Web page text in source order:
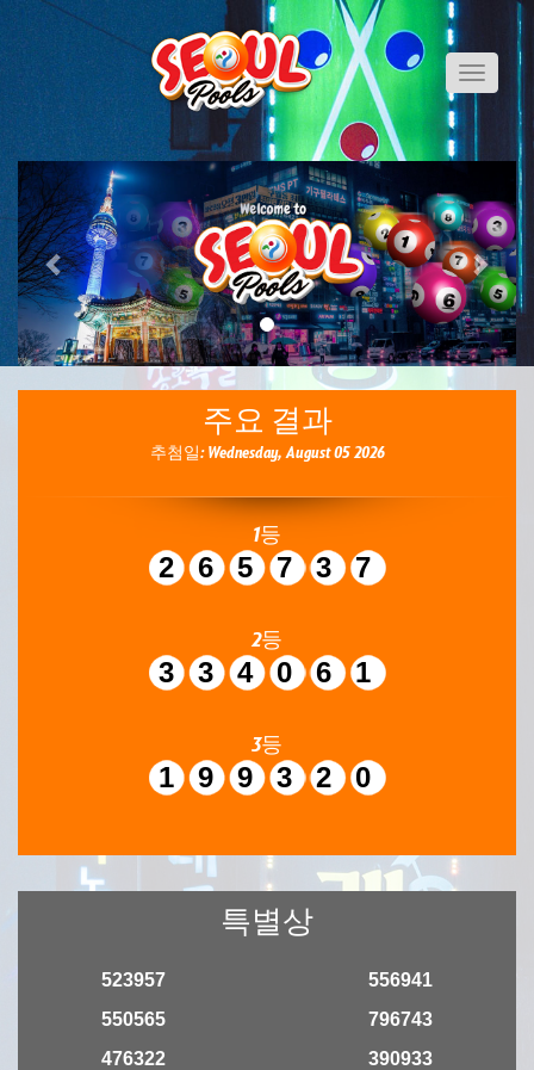
Toggle
Previous Next
주요 결과
추첨일: Wednesday, August 05 2026
1등
265737
2등
334061
3등
199320
특별상
523957
550565
476322
556941
796743
390933